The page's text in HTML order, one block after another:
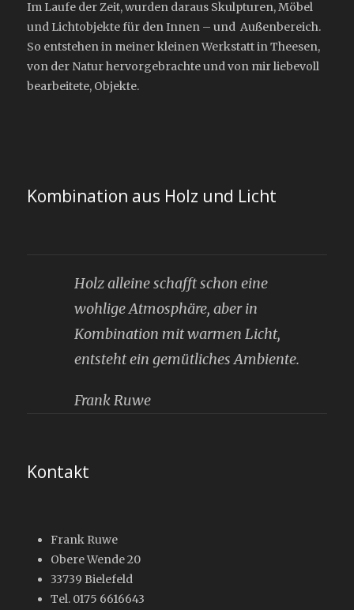
Im Laufe der Zeit, wurden daraus Skulpturen, Möbel
und Lichtobjekte für den Innen – und Außenbereich.
So entstehen in meiner kleinen Werkstatt in Theesen,
von der Natur hervorgebrachte und von mir liebevoll
bearbeitete, Objekte.
Kombination aus Holz und Licht
Holz alleine schafft schon eine
wohlige Atmosphäre, aber in
Kombination mit warmen Licht,
entsteht ein gemütliches Ambiente.
Frank Ruwe
Kontakt
Frank Ruwe
Obere Wende 20
33739 Bielefeld
Tel. 0175 6616643